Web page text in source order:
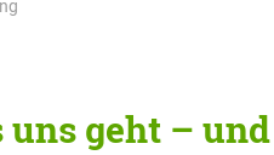
uns geht –